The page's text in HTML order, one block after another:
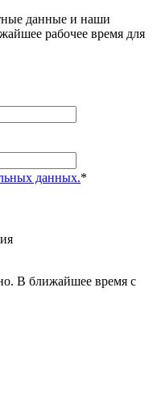
данные и наши
рабочее время для
данных.*
В ближайшее время с